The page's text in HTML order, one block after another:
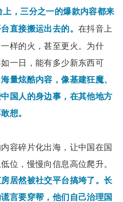
上，三分之一的爆款内容都来
直接搬运出去的。 在抖音上
样的火，甚至更火。为什
一日，能有多少新东西可
量炫酷内容，像基建狂魔、
国人的身边事，在其他地方
想。
容碎片化出海，让中国在国
位，慢慢向信息高位爬升。
居然被社交平台搞垮了。长
言要穿帮，他们自己治理国